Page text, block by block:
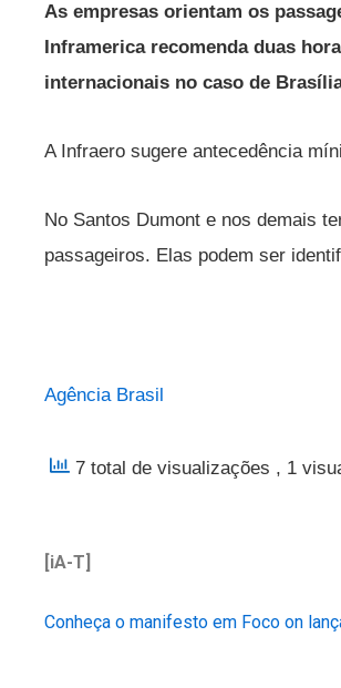
As empresas orientam os
Inframerica recomenda duas
internacionais no caso de
A Infraero sugere antecedência
No Santos Dumont e nos demais
passageiros. Elas podem ser
Agência Brasil
7 total de visualizações , 1
[iA-T]
Conheça o manifesto em Foco on